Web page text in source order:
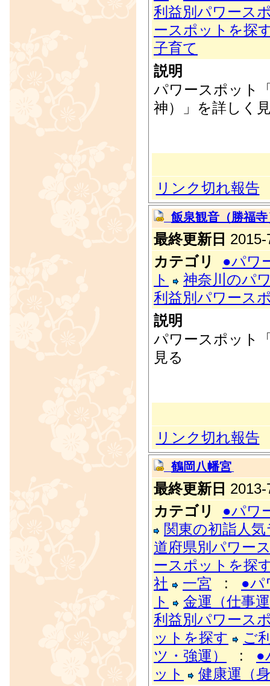
利益別パワース
ースポットを探
子育て
説明
パワースポット
神）」を詳しく
リンク切れ報告
飯泉観音（勝福寺
最終更新日
カテゴリ
●パワ
ト
神奈川のパ
利益別パワース
説明
パワースポット
見る
リンク切れ報告
鶴岡八幡宮
最終更新日
カテゴリ
●パワ
関東の初詣人
道府県別パワー
ースポットを探
社
一宮 : ●パ
ト
金運（仕事
利益別パワース
ットを探す
ご
ツ・強運）
: ●
ット
健康運（